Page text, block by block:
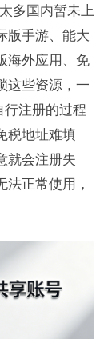
多国内暂未上
版手游、能大
海外应用、免
这些资源，一
行注册的过程
税地址难填
就会注册失
正常使用，